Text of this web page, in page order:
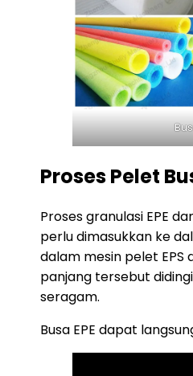
Proses Pelet
Proses granulasi EPE
perlu dimasukkan ke
dalam mesin pelet
panjang tersebut
seragam.
Busa EPE dapat